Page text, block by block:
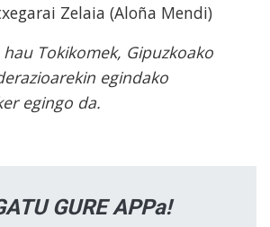
Zelaia (Aloña Mendi)
Tokikomek, Gipuzkoako
egindako
egingo da.
GURE APPa!